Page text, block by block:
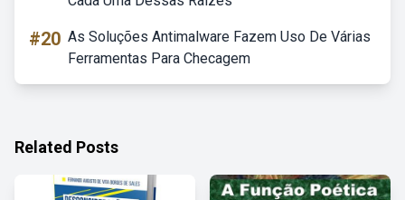
#20 As Soluções Antimalware Fazem Uso De Várias
Ferramentas Para Checagem
Related Posts